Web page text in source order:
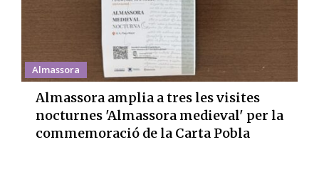
Almassora
Almassora amplia a tres les visites
nocturnes 'Almassora medieval' per la
commemoració de la Carta Pobla